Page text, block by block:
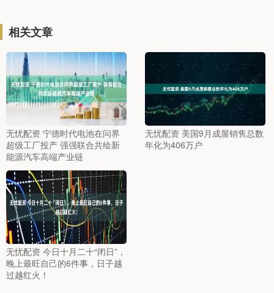
相关文章
无忧配资 宁德时代电池在问界
超级工厂投产 强强联合共绘新
能源汽车高端产业链
无忧配资 美国9月成屋销售总数
年化为406万户
无忧配资 今日十月二十“闭日”，
晚上最旺自己的6件事，日子越
过越红火！